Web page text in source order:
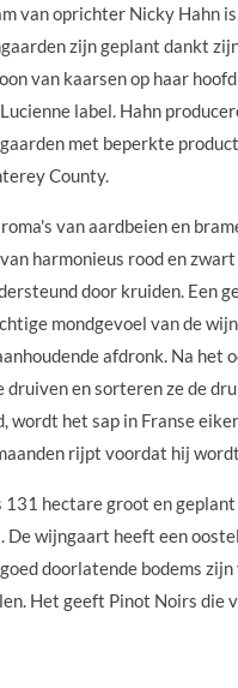
van oprichter Nicky Hahn is
zijn geplant dankt
van kaarsen op haar
label. Hahn
met beperkte
County.
van aardbeien en
harmonieus rood en
door kruiden. Een
mondgevoel van de
afdronk. Na het
druiven en sorteren ze de
wordt het sap in Franse
rijpt voordat hij
131 hectare groot en
De wijngaart heeft een
doorlatende bodems
Het geeft Pinot Noirs die